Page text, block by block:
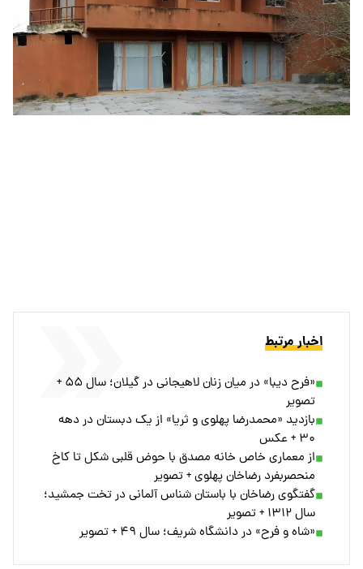
اخبار مرتبط
«فرح دیبا» در میان زنان لاهیجانی در گیلان؛ سال ۵۵ +
تصویر
بازدید «محمدرضا پهلوی و ثریا» از یک دبستان در دهه
۳۰ + عکس
از معماری خاص خانه مصدق با حوض قلبی شکل تا کاخ
منحصربفرد رضاخان پهلوی + تصویر
گفتگوی رضاخان با باستان شناس آلمانی در تخت جمشید؛
سال ۱۳۱۲ + تصویر
«شاه و فرح» در دانشگاه شریف؛ سال ۴۹ + تصویر